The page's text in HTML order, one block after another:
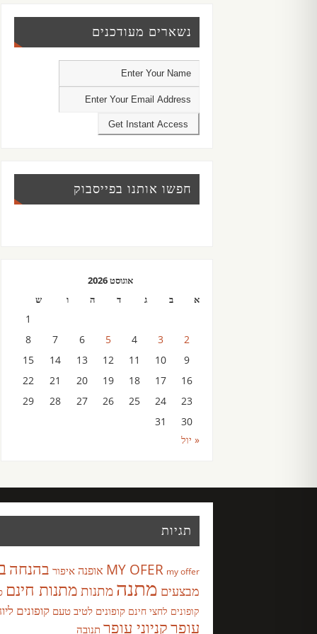
נשארים מעודכנים
חפשו אותנו בפייסבוק
אוגוסט 2026
א
ב ג ד ה ו ש
1
2
3
4
5
6
7
8
9
10
11
12
13
14
15
16
17
18
19
20
21
22
23
24
25
26
27
28
29
30
31
« יול
תגיות
MY OFER my offer אופנה איפור בהנחה
מבצעים מתנה מתנות מתנות חינם
קופונים לחצי חינם קופונים לטיב טעם קופונים
עופרקניוני עופר תנובה